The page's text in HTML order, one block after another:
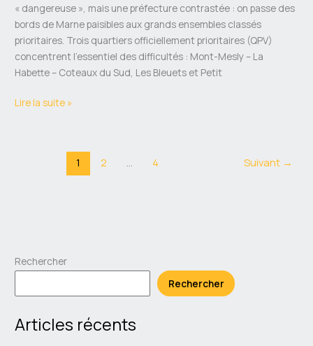
« dangereuse », mais une préfecture contrastée : on passe des
bords de Marne paisibles aux grands ensembles classés
prioritaires. Trois quartiers officiellement prioritaires (QPV)
concentrent l’essentiel des difficultés : Mont-Mesly – La
Habette – Coteaux du Sud, Les Bleuets et Petit
Lire la suite »
1 2 … 4 Suivant →
Rechercher
Rechercher
Articles récents